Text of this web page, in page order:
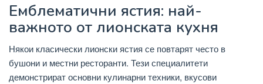
Емблематични ястия: най-
важното от лионската кухня
Някои класически лионски ястия се повтарят често в
бушони и местни ресторанти. Тези специалитети
демонстрират основни кулинарни техники, вкусови